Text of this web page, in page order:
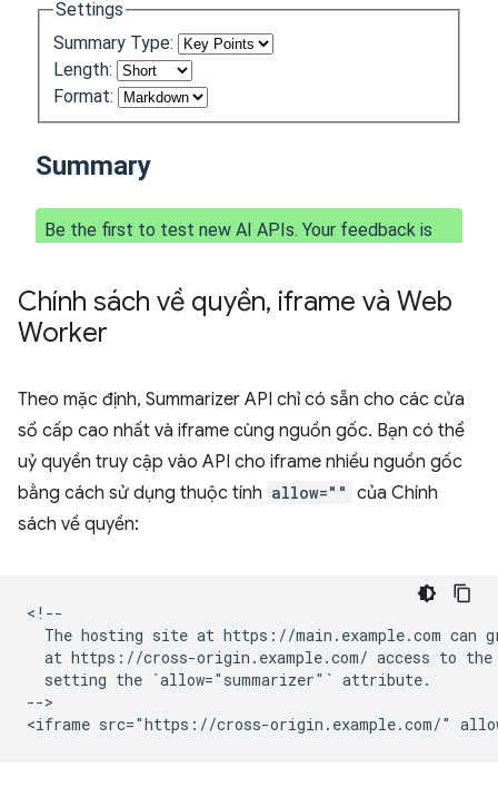
Chính sách về quyền, iframe và Web
Worker
Theo mặc định, Summarizer API chỉ có sẵn cho các cửa
sổ cấp cao nhất và iframe cùng nguồn gốc. Bạn có thể
uỷ quyền truy cập vào API cho iframe nhiều nguồn gốc
bằng cách sử dụng thuộc tính allow="" của Chính
sách về quyền:
<!--
The hosting site at https://main.example.com can
at https://cross-origin.example.com/ access to
  setting the `allow="summarizer"` attribute.
-->